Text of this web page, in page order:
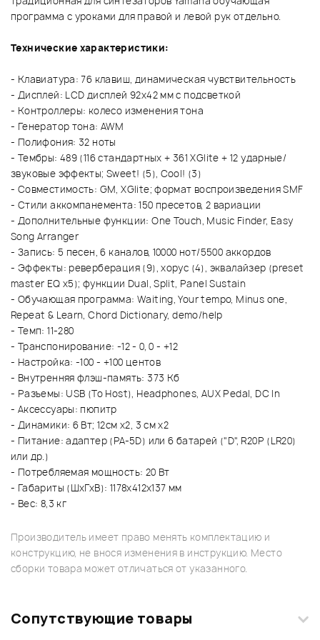
программа с уроками для правой и левой рук отдельно.
Технические характеристики:
- Клавиатура: 76 клавиш, динамическая чувствительность
- Дисплей: LCD дисплей 92x42 мм с подсветкой
- Контроллеры: колесо изменения тона
- Генератор тона: AWM
- Полифония: 32 ноты
- Тембры: 489 (116 стандартных + 361 XGlite + 12 ударные/
звуковые эффекты; Sweet! (5), Cool! (3)
- Совместимость: GM, XGlite; формат воспроизведения SMF
- Стили аккомпанемента: 150 пресетов, 2 вариации
- Дополнительные функции: One Touch, Music Finder, Easy
Song Arranger
- Запись: 5 песен, 6 каналов, 10000 нот/5500 аккордов
- Эффекты: реверберация (9), хорус (4), эквалайзер (preset
master EQ x5); функции Dual, Split, Panel Sustain
- Обучающая программа: Waiting, Your tempo, Minus one,
Repeat & Learn, Chord Dictionary, demo/help
- Темп: 11-280
- Транспонирование: -12 - 0, 0 - +12
- Настройка: -100 - +100 центов
- Внутренняя флэш-память: 373 Кб
- Разъемы: USB (To Host), Headphones, AUX Pedal, DC In
- Аксессуары: пюпитр
- Динамики: 6 Вт; 12см х2, 3 см х2
- Питание: адаптер (PA-5D) или 6 батарей ("D", R20P (LR20)
или др.)
- Потребляемая мощность: 20 Вт
- Габариты (ШхГхВ): 1178х412х137 мм
- Вес: 8,3 кг
Производитель имеет право менять комплектацию и
конструкцию, не внося изменения в инструкцию. Место
сборки товара может отличаться от указанного.
Сопутствующие товары